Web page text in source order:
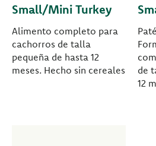
Small/Mini Turkey
Alimento completo para
cachorros de talla
pequeña de hasta 12
meses. Hecho sin cereales
de
12